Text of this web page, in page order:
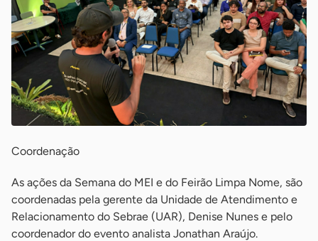
Coordenação
As ações da Semana do MEI e do Feirão Limpa Nome, são
coordenadas pela gerente da Unidade de Atendimento e
Relacionamento do Sebrae (UAR), Denise Nunes e pelo
coordenador do evento analista Jonathan Araújo.